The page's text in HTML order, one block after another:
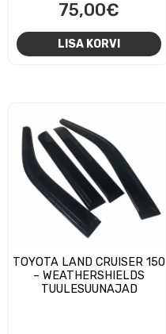
75,00€
LISA KORVI
TOYOTA LAND CRUISER 150
– WEATHERSHIELDS
TUULESUUNAJAD